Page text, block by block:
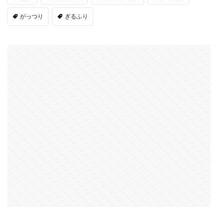
がっつり ぎるふり